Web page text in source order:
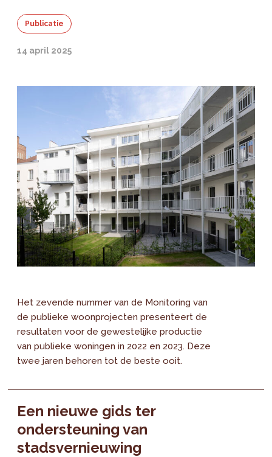
Publicatie
14 april 2025
Het zevende nummer van de Monitoring van
de publieke woonprojecten presenteert de
resultaten voor de gewestelijke productie
van publieke woningen in 2022 en 2023. Deze
twee jaren behoren tot de beste ooit.
Een nieuwe gids ter
ondersteuning van
stadsvernieuwing